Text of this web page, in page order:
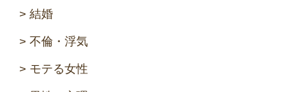
結婚
不倫・浮気
モテる女性